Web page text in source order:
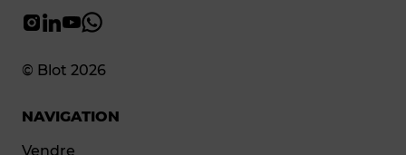
© Blot 2026
NAVIGATION
Vendre